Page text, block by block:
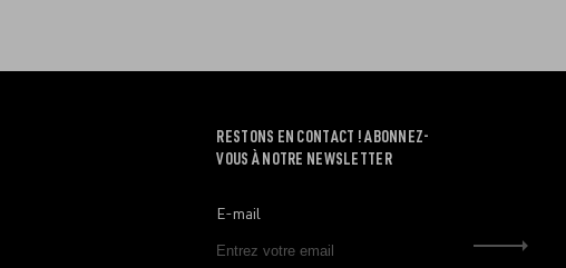
RESTONS EN CONTACT ! ABONNEZ-
VOUS À NOTRE NEWSLETTER
E-mail